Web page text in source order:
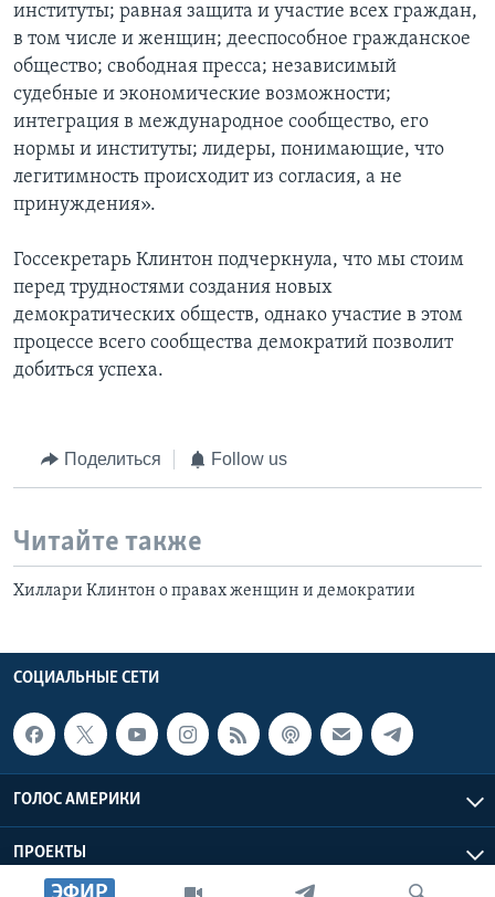
институты; равная защита и участие всех граждан,
в том числе и женщин; дееспособное гражданское
общество; свободная пресса; независимый
судебные и экономические возможности;
интеграция в международное сообщество, его
нормы и институты; лидеры, понимающие, что
легитимность происходит из согласия, а не
принуждения».
Госсекретарь Клинтон подчеркнула, что мы стоим
перед трудностями создания новых
демократических обществ, однако участие в этом
процессе всего сообщества демократий позволит
добиться успеха.
Поделиться Follow us
Читайте также
Хиллари Клинтон о правах женщин и демократии
СОЦИАЛЬНЫЕ СЕТИ
ГОЛОС АМЕРИКИ
ПРОЕКТЫ